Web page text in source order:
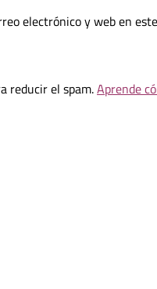
electrónico y web en
reducir el spam.Aprende